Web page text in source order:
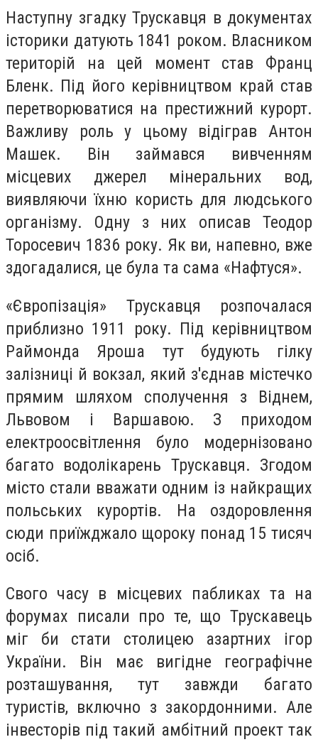
Наступну згадку Трускавця в документах
історики датують 1841 роком. Власником
територій на цей момент став Франц
Бленк. Під його керівництвом край став
перетворюватися на престижний курорт.
Важливу роль у цьому відіграв Антон
Машек. Він займався вивченням
місцевих джерел мінеральних вод,
виявляючи їхню користь для людського
організму. Одну з них описав Теодор
Торосевич 1836 року. Як ви, напевно, вже
здогадалися, це була та сама «Нафтуся».
«Європізація» Трускавця розпочалася
приблизно 1911 року. Під керівництвом
Раймонда Яроша тут будують гілку
залізниці й вокзал, який з'єднав містечко
прямим шляхом сполучення з Віднем,
Львовом і Варшавою. З приходом
електроосвітлення було модернізовано
багато водолікарень Трускавця. Згодом
місто стали вважати одним із найкращих
польських курортів. На оздоровлення
сюди приїжджало щороку понад 15 тисяч
осіб.
Свого часу в місцевих пабликах та на
форумах писали про те, що Трускавець
міг би стати столицею азартних ігор
України. Він має вигідне географічне
розташування, тут завжди багато
туристів, включно з закордонними. Але
інвесторів під такий амбітний проект так